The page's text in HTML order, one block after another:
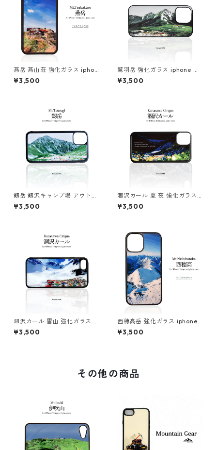
燕岳 燕山荘 強化ガラス iphon
e スマホケース スマホカバー
アウトドア 山小屋 登山 山 北
¥3,500
鷲羽岳 強化ガラス iphone ス
マホケース スマホカバーアウ
トドア 登山 山
¥3,500
剱岳 剱沢キャンプ場 アウトド
ア 登山 山 iphone スマホケー
ス スマホカバー
¥3,500
涸沢カール 夏 夜 強化ガラス i
phone スマホケース スマホカ
バーアウトドア 登山 山
¥3,500
涸沢カール 雪山 強化ガラス ip
hone スマホケース スマホカ
バーアウトドア 登山 山
¥3,500
西穂高岳 強化ガラス iphone
スマホケース スマホカバーア
ウトドア 登山 山
¥3,500
その他の商品